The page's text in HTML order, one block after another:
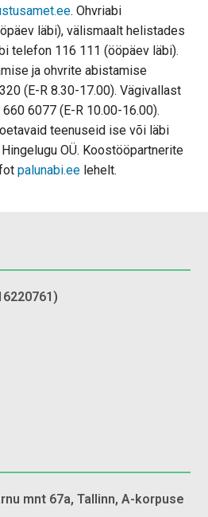
. Ohvriabi
läbi), välismaalt helistades
telefon 116 111 (ööpäev läbi).
ja ohvrite abistamise
(E-R 8.30-17.00). Vägivallast
6077 (E-R 10.00-16.00).
teenuseid ise või läbi
OÜ. Koostööpartnerite
palunabi.ee lehelt.
mnt 67a, Tallinn, A-korpuse